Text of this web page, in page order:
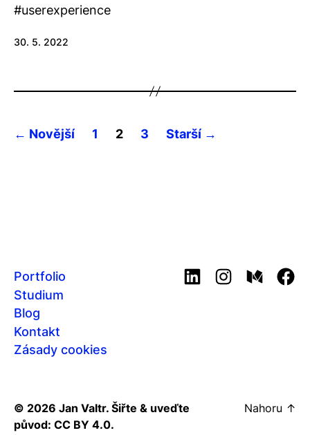
#userexperience
30. 5. 2022
Posts
← Novější 1 2 3 Starší →
Portfolio
Studium
Blog
Kontakt
Zásady cookies
LinkedInInstagram
Medium
© 2026 Jan Valtr. Šiřte & uveďte
původ: CC BY 4.0.
Nahoru ↑